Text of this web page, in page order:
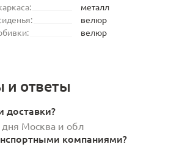
металл
велюр
велюр
и ответы
доставки?
дня Москва и обл
компаниями?